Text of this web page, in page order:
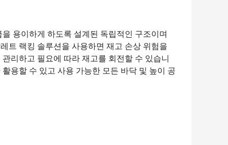
용이하게 하도록 설계된 독립적인 구조이며
트 랙킹 솔루션을 사용하면 재고 손상 위험을
리하고 필요에 따라 재고를 회전할 수 있습니
용할 수 있고 사용 가능한 모든 바닥 및 높이 공